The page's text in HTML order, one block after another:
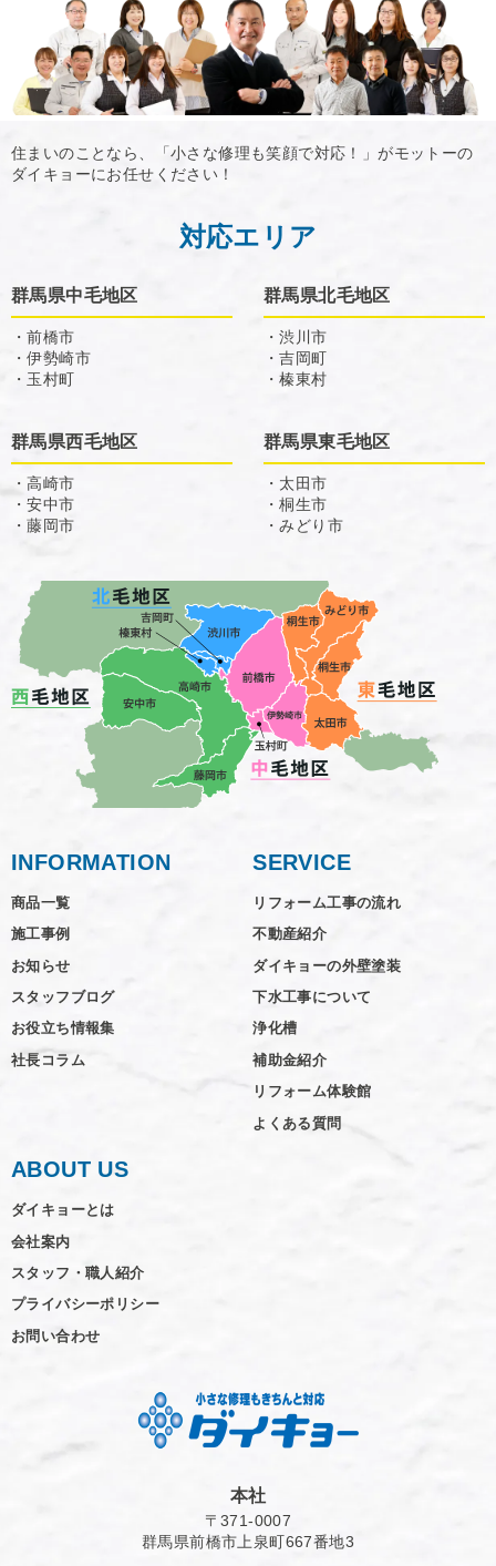
住まいのことなら、「小さな修理も笑顔で対応！」がモットーの
ダイキョーにお任せください！
対応エリア
群馬県中毛地区
・前橋市
・伊勢崎市
・玉村町
群馬県北毛地区
・渋川市
・吉岡町
・榛東村
群馬県西毛地区
・高崎市
・安中市
・藤岡市
群馬県東毛地区
・太田市
・桐生市
・みどり市
INFORMATION
商品一覧
施工事例
お知らせ
スタッフブログ
お役立ち情報集
社長コラム
SERVICE
リフォーム工事の流れ
不動産紹介
ダイキョーの外壁塗装
下水工事について
浄化槽
補助金紹介
リフォーム体験館
よくある質問
ABOUT US
ダイキョーとは
会社案内
スタッフ・職人紹介
プライバシーポリシー
お問い合わせ
本社
〒371-0007
群馬県前橋市上泉町667番地3